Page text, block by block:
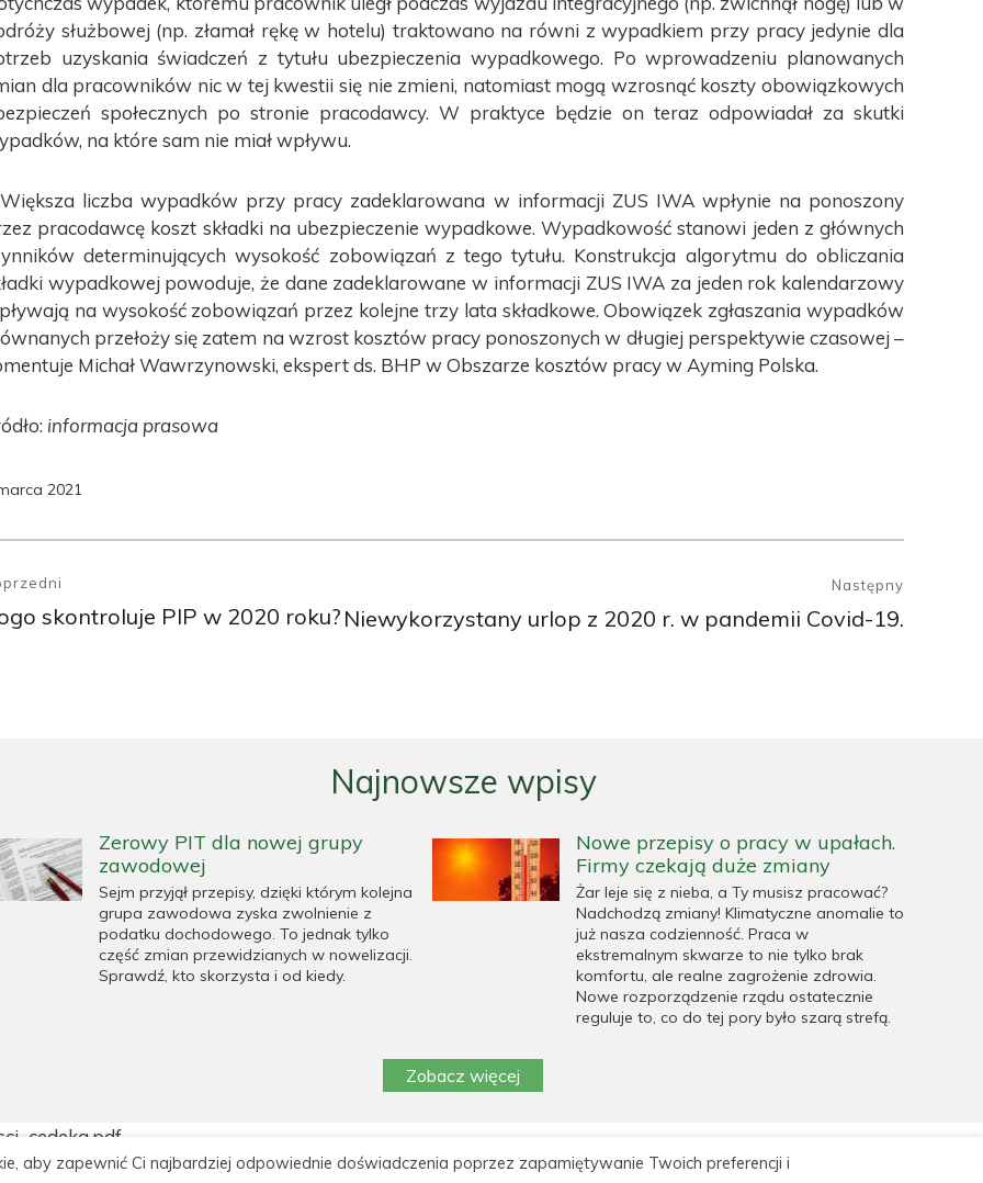
służbowej (np. złamał rękę w hotelu) traktowano na równi z wypadkiem przy pracy jedynie dla
uzyskania świadczeń z tytułu ubezpieczenia wypadkowego. Po wprowadzeniu planowanych
dla pracowników nic w tej kwestii się nie zmieni, natomiast mogą wzrosnąć koszty obowiązkowych
społecznych po stronie pracodawcy. W praktyce będzie on teraz odpowiadał za skutki
na które sam nie miał wpływu.
liczba wypadków przy pracy zadeklarowana w informacji ZUS IWA wpłynie na ponoszony
pracodawcę koszt składki na ubezpieczenie wypadkowe. Wypadkowość stanowi jeden z głównych
determinujących wysokość zobowiązań z tego tytułu. Konstrukcja algorytmu do obliczania
wypadkowej powoduje, że dane zadeklarowane w informacji ZUS IWA za jeden rok kalendarzowy
na wysokość zobowiązań przez kolejne trzy lata składkowe. Obowiązek zgłaszania wypadków
przełoży się zatem na wzrost kosztów pracy ponoszonych w długiej perspektywie czasowej –
Michał Wawrzynowski, ekspert ds. BHP w Obszarze kosztów pracy w Ayming Polska.
informacja prasowa
2021
skontroluje PIP w 2020 roku?
Następny
Następny
Niewykorzystany urlop z 2020 r. w pandemii Covid-19.
Najnowsze wpisy
Zerowy PIT dla nowej grupy
zawodowej
Sejm przyjął przepisy, dzięki którym kolejna
grupa zawodowa zyska zwolnienie z
podatku dochodowego. To jednak tylko
część zmian przewidzianych w nowelizacji.
Sprawdź, kto skorzysta i od kiedy.
Nowe przepisy o pracy w upałach.
Firmy czekają duże zmiany
Żar leje się z nieba, a Ty musisz pracować?
Nadchodzą zmiany! Klimatyczne anomalie to
już nasza codzienność. Praca w
ekstremalnym skwarze to nie tylko brak
komfortu, ale realne zagrożenie zdrowia.
Nowe rozporządzenie rządu ostatecznie
reguluje to, co do tej pory było szarą strefą.
Zobacz więcej
aby zapewnić Ci najbardziej odpowiednie doświadczenia poprzez zapamiętywanie Twoich preferencji i